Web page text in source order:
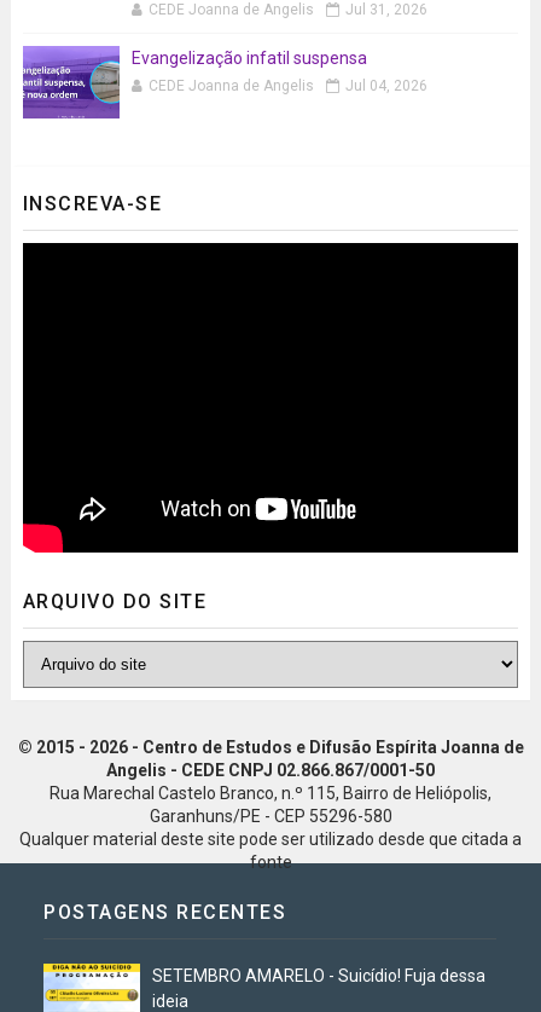
CEDE Joanna de Angelis Jul 31, 2026
Evangelização infatil suspensa
CEDE Joanna de Angelis Jul 04, 2026
INSCREVA-SE
ARQUIVO DO SITE
© 2015 - 2026 - Centro de Estudos e Difusão Espírita Joanna de
Angelis - CEDE CNPJ 02.866.867/0001-50
Rua Marechal Castelo Branco, n.º 115, Bairro de Heliópolis,
Garanhuns/PE - CEP 55296-580
Qualquer material deste site pode ser utilizado desde que citada a
fonte
POSTAGENS RECENTES
SETEMBRO AMARELO - Suicídio! Fuja dessa
ideia